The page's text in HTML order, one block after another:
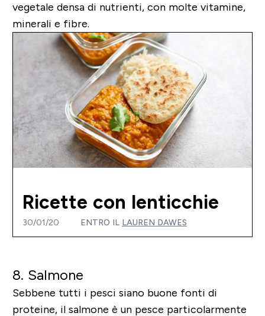
vegetale densa di nutrienti, con molte vitamine,
minerali e fibre.
Ricette con lenticchie
30/01/20 ENTRO IL LAUREN DAWES
8. Salmone
Sebbene tutti i pesci siano buone fonti di
proteine, il salmone è un pesce particolarmente